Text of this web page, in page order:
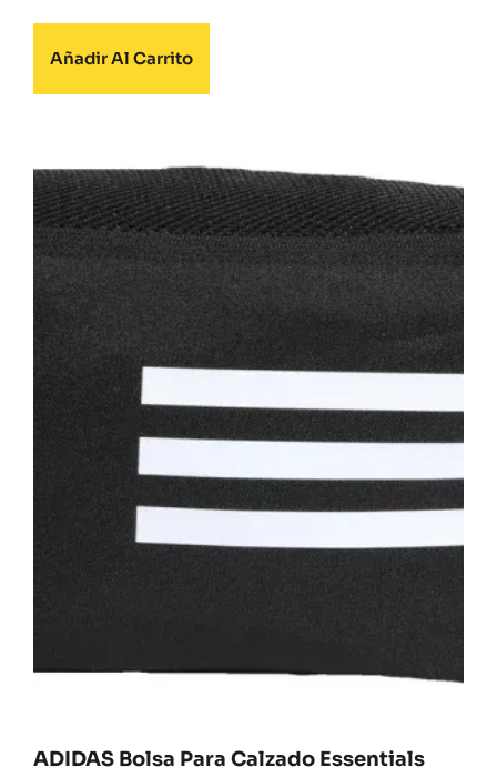
Añadir Al Carrito
ADIDAS Bolsa Para Calzado Essentials